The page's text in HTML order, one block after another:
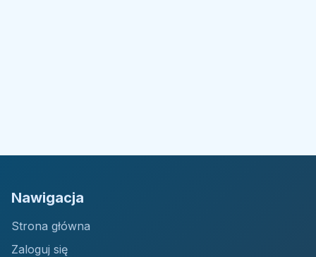
Nawigacja
Strona główna
Zaloguj się